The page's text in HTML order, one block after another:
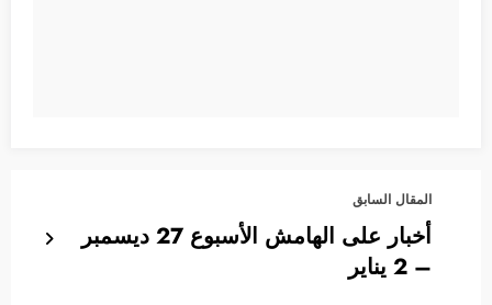
المقال السابق
أخبار على الهامش الأسبوع 27 ديسمبر
– 2 يناير